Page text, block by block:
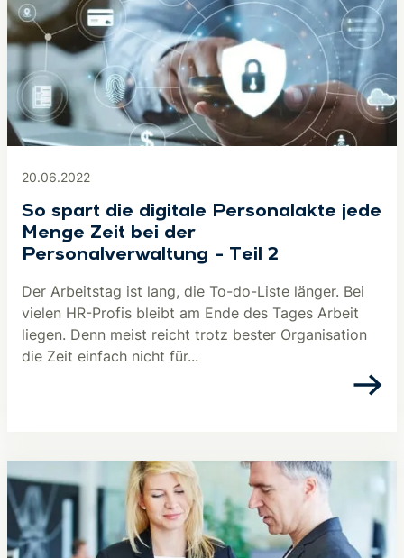
20.06.2022
So spart die digitale Personalakte jede
Menge Zeit bei der
Personalverwaltung – Teil 2
Der Arbeitstag ist lang, die To-do-Liste länger. Bei
vielen HR-Profis bleibt am Ende des Tages Arbeit
liegen. Denn meist reicht trotz bester Organisation
die Zeit einfach nicht für...